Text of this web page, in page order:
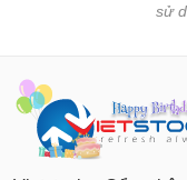
mục
ETF
Cổ
phiếu
sử
TIN
MỚI